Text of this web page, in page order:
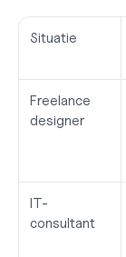
Situatie
Freelance
designer
IT-
consultant